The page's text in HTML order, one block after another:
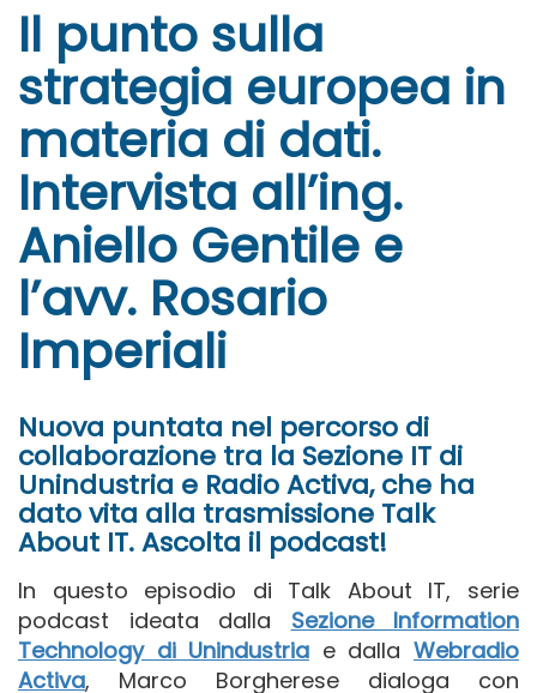
Il punto sulla
strategia europea in
materia di dati.
Intervista all’ing.
Aniello Gentile e
l’avv. Rosario
Imperiali
Nuova puntata nel percorso di
collaborazione tra la Sezione IT di
Unindustria e Radio Activa, che ha
dato vita alla trasmissione Talk
About IT. Ascolta il podcast!
In questo episodio di Talk About IT, serie
podcast ideata dalla Sezione Information
Technology di Unindustria e dallaWebradio
Activa, Marco Borgherese dialoga con